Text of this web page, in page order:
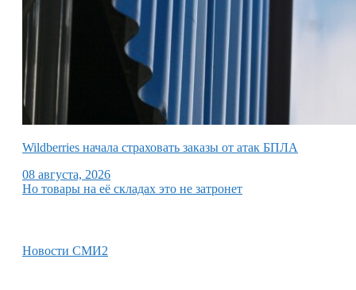
Wildberries начала страховать заказы от атак БПЛА
08 августа, 2026
Но товары на её складах это не затронет
Новости СМИ2